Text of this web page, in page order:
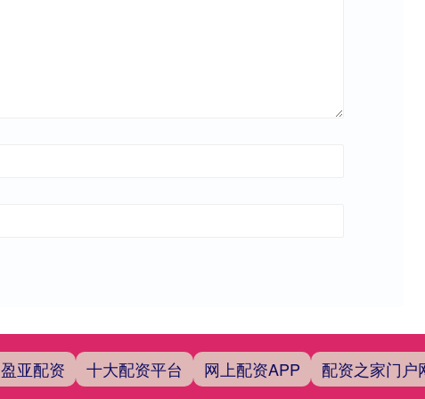
盈亚配资 十大配资平台 网上配资APP 配资之家门户